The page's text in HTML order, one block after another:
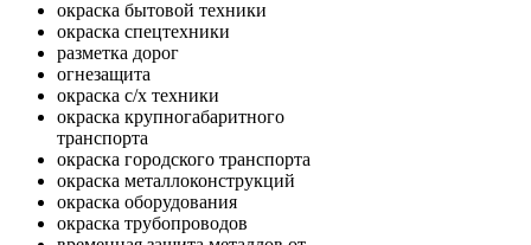
окраска бытовой техники
окраска спецтехники
разметка дорог
огнезащита
окраска с/х техники
окраска крупногабаритного
транспорта
окраска городского транспорта
окраска металлоконструкций
окраска оборудования
окраска трубопроводов